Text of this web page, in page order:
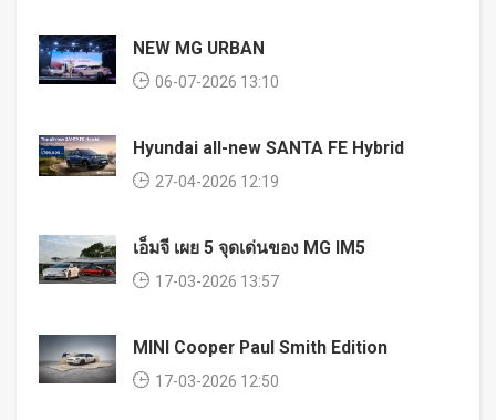
NEW MG URBAN
06-07-2026 13:10
Hyundai all-new SANTA FE Hybrid
27-04-2026 12:19
เอ็มจี เผย 5 จุดเด่นของ MG IM5
17-03-2026 13:57
MINI Cooper Paul Smith Edition
17-03-2026 12:50